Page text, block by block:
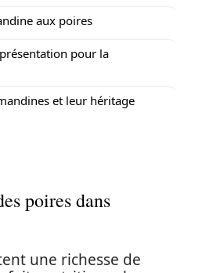
aux poires
pour la
et leur héritage
poires dans
une richesse de